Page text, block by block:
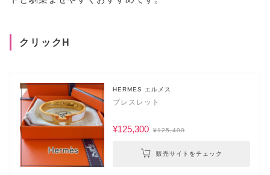
クリックH
HERMES エルメス
ブレスレット
¥125,300 ¥125,400
販売サイトをチェック